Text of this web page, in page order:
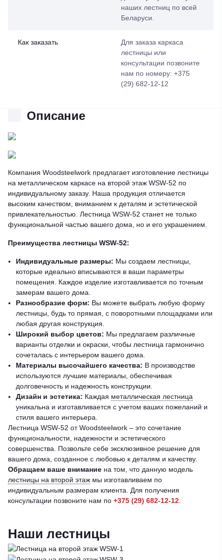
наших лестниц по всей
Беларуси.
Как заказать
Для заказа каркаса
лестницы или
консультации позвоните
нам по номеру: +375
(29) 682-12-12
Описание
Компания Woodsteelwork предлагает изготовление лестницы
на металлическом каркасе на второй этаж WSW-52 по
индивидуальному заказу. Наша продукция отличается
высоким качеством, вниманием к деталям и эстетической
привлекательностью. Лестница WSW-52 станет не только
функциональной частью вашего дома, но и его украшением.
Преимущества лестницы WSW-52:
Индивидуальные размеры: Мы создаем лестницы,
которые идеально вписываются в ваши параметры
помещения. Каждое изделие изготавливается по точным
замерам вашего дома.
Разнообразие форм: Вы можете выбрать любую форму
лестницы, будь то прямая, с поворотными площадками или
любая другая конструкция.
Широкий выбор цветов: Мы предлагаем различные
варианты отделки и окраски, чтобы лестница гармонично
сочеталась с интерьером вашего дома.
Материалы высочайшего качества: В производстве
используются лучшие материалы, обеспечивая
долговечность и надежность конструкции.
Дизайн и эстетика: Каждая металлическая лестница
уникальна и изготавливается с учетом ваших пожеланий и
стиля вашего интерьера.
Лестница WSW-52 от Woodsteelwork – это сочетание
функциональности, надежности и эстетического
совершенства. Позвольте себе эксклюзивное решение для
вашего дома, созданное с любовью к деталям и качеству.
Обращаем ваше внимание на том, что данную модель
лестницы на второй этаж мы изготавливаем по
индивидуальным размерам клиента. Для получения
консультации позвоните нам по +375 (29) 682-12-12
Наши лестницы